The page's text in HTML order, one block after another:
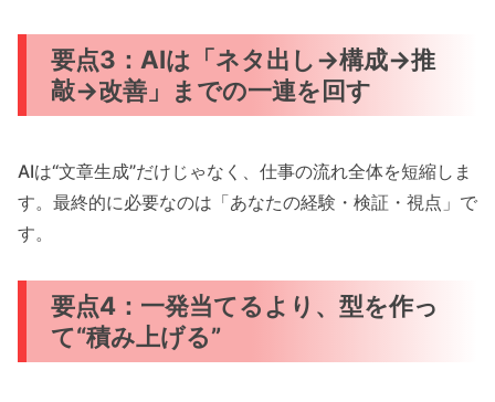
要点3：AIは「ネタ出し→構成→推
敲→改善」までの一連を回す
AIは“文章生成”だけじゃなく、仕事の流れ全体を短縮しま
す。最終的に必要なのは「あなたの経験・検証・視点」で
す。
要点4：一発当てるより、型を作っ
て“積み上げる”